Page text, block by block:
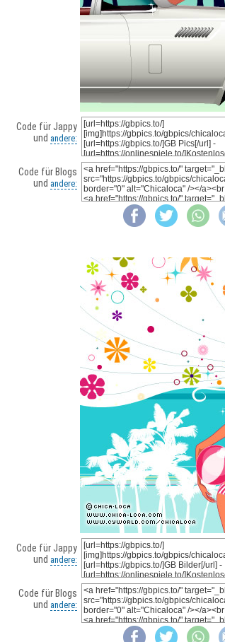
Code für Jappy
und andere:
Code für Blogs
und andere:
Code für Jappy
und andere:
Code für Blogs
und andere: